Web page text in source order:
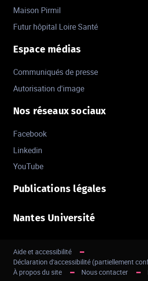
Maison Pirmil
Futur hôpital Loire Santé
Espace médias
Communiqués de presse
Autorisation d'image
Nos réseaux sociaux
Facebook
Linkedin
YouTube
Publications légales
Nantes Université
Aide et accessibilité
Déclaration d'accessibilité (partiellement
À propos du site
Nous contacter